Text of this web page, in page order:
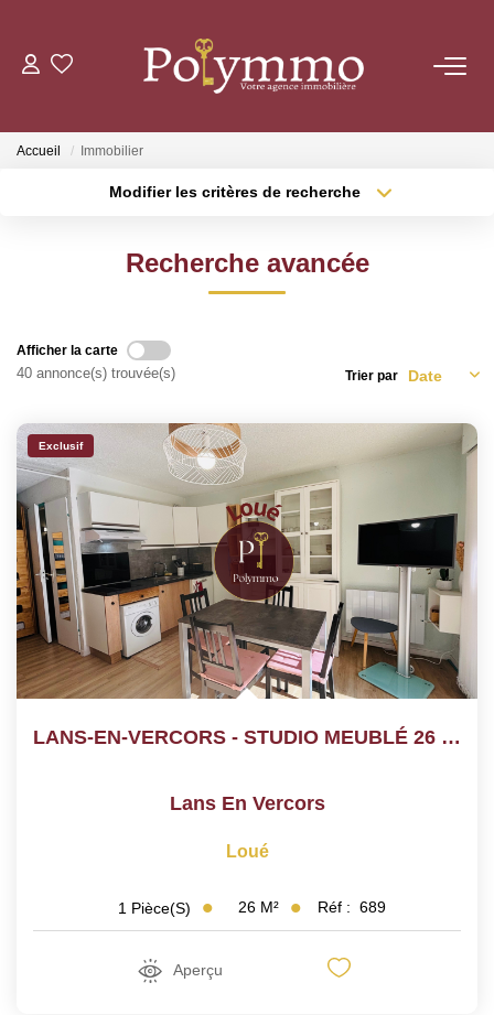
Accueil Immobilier
Modifier les critères de recherche
Créer une alerte
Recherche avancée
Afficher la carte
40 annonce(s) trouvée(s) Trier par
Exclusif
LANS-EN-VERCORS - STUDIO MEUBLÉ 26 M² AVEC GARAGE ET CAVE
Lans En Vercors
Loué
1 Pièce(s) 26 M² Réf : 689
Aperçu